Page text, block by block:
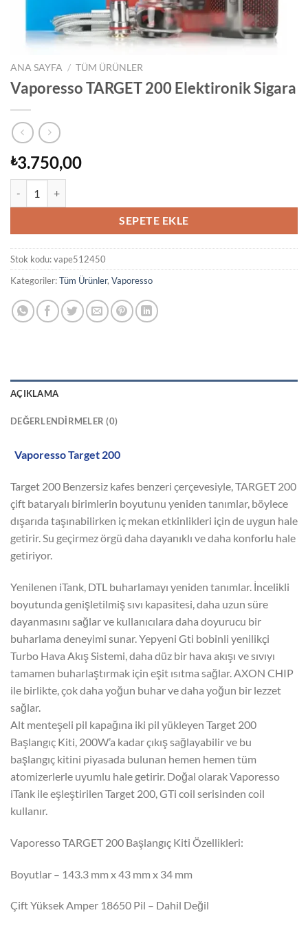
ANA SAYFA / TÜM ÜRÜNLER
Vaporesso TARGET 200 Elektironik Sigara
₺3.750,00
SEPETE EKLE
Stok kodu:vape512450
Kategoriler:Tüm Ürünler, Vaporesso
AÇIKLAMA
DEĞERLENDIRMELER (0)
Vaporesso Target 200
Target 200 Benzersiz kafes benzeri çerçevesiyle, TARGET 200
çift bataryalı birimlerin boyutunu yeniden tanımlar, böylece
dışarıda taşınabilirken iç mekan etkinlikleri için de uygun hale
getirir. Su geçirmez örgü daha dayanıklı ve daha konforlu hale
getiriyor.
Yenilenen iTank, DTL buharlamayı yeniden tanımlar. İncelikli
boyutunda genişletilmiş sıvı kapasitesi, daha uzun süre
dayanmasını sağlar ve kullanıcılara daha doyurucu bir
buharlama deneyimi sunar. Yepyeni Gti bobinli yenilikçi
Turbo Hava Akış Sistemi, daha düz bir hava akışı ve sıvıyı
tamamen buharlaştırmak için eşit ısıtma sağlar. AXON CHIP
ile birlikte, çok daha yoğun buhar ve daha yoğun bir lezzet
sağlar.
Alt menteşeli pil kapağına iki pil yükleyen Target 200
Başlangıç ​​Kiti, 200W’a kadar çıkış sağlayabilir ve bu
başlangıç ​​kitini piyasada bulunan hemen hemen tüm
atomizerlerle uyumlu hale getirir. Doğal olarak Vaporesso
iTank ile eşleştirilen Target 200, GTi coil serisinden coil
kullanır.
Vaporesso TARGET 200 Başlangıç ​​Kiti Özellikleri:
Boyutlar – 143.3 mm x 43 mm x 34 mm
Çift Yüksek Amper 18650 Pil – Dahil Değil